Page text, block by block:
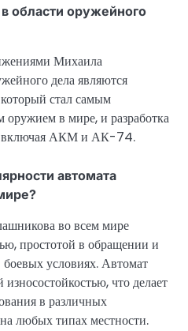
области оружейного
Михаила
дела являются
стал самым
в мире, и разработка
включая АКМ и АК-74.
автомата
во всем мире
простотой в обращении и
условиях. Автомат
что делает
в различных
любых типах местности.